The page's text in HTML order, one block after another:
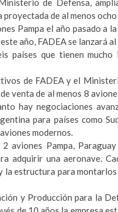
de Defensa,
de al menos
Pampa el año pasado a
año, FADEA se lanzará
países que tienen
de FADEA y el
venta de al menos 8
hay negociaciones
para países como
modernos.
aviones Pampa,
adquirir una aeronave.
la estructura para
y Producción para la